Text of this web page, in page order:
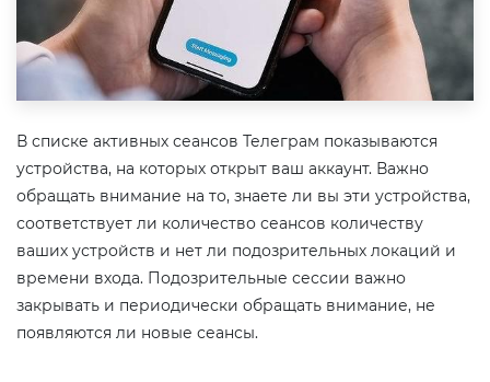
В списке активных сеансов Телеграм показываются
устройства, на которых открыт ваш аккаунт. Важно
обращать внимание на то, знаете ли вы эти устройства,
соответствует ли количество сеансов количеству
ваших устройств и нет ли подозрительных локаций и
времени входа. Подозрительные сессии важно
закрывать и периодически обращать внимание, не
появляются ли новые сеансы.